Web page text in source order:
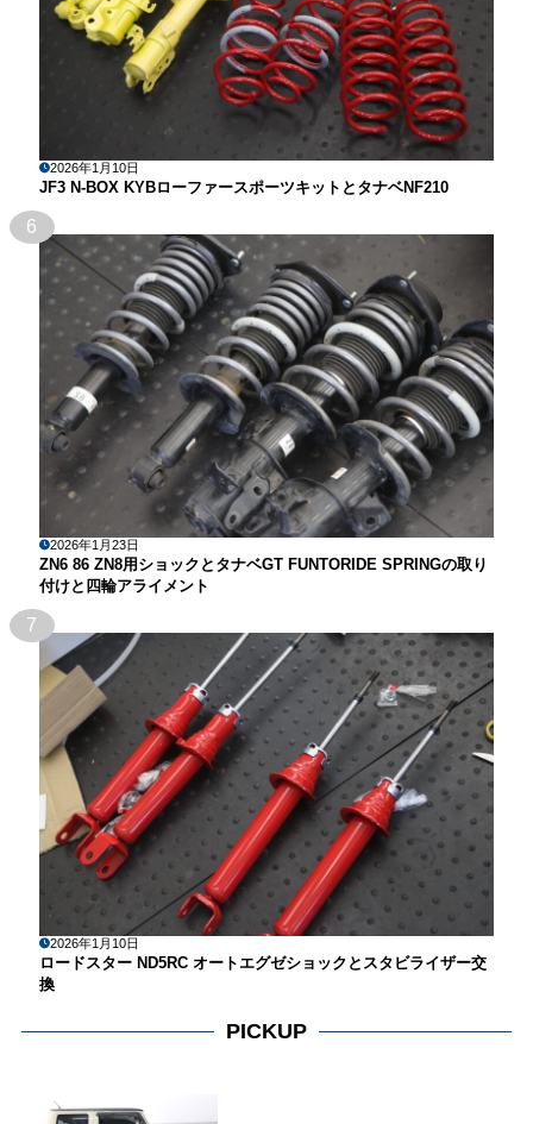
2026年1月10日
JF3 N-BOX KYBローファースポーツキットとタナベNF210
6
2026年1月23日
ZN6 86 ZN8用ショックとタナベGT FUNTORIDE SPRINGの取り
付けと四輪アライメント
7
2026年1月10日
ロードスター ND5RC オートエグゼショックとスタビライザー交
換
PICKUP